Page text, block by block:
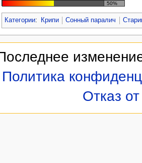
50%
Категории: Крипи Сонный паралич
Политика
Отказ